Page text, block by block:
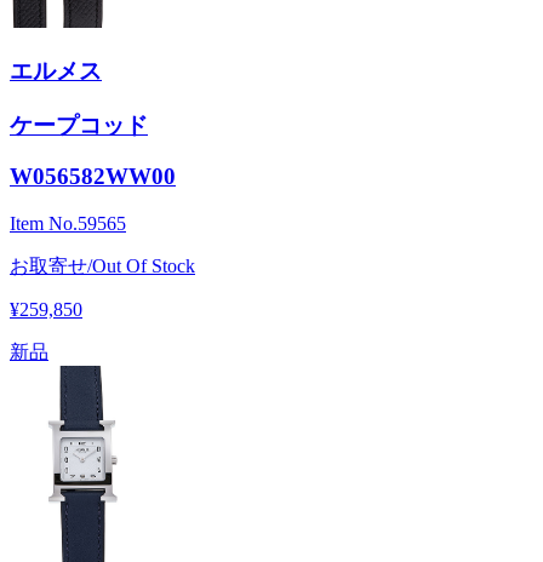
エルメス
ケープコッド
W056582WW00
Item No.59565
お取寄せ/Out Of Stock
¥259,850
新品